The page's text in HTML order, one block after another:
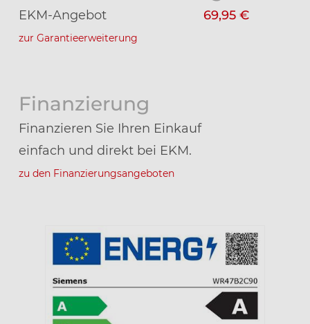
EKM-Angebot 69,95 €
zur Garantieerweiterung
Finanzierung
Finanzieren Sie Ihren Einkauf
einfach und direkt bei EKM.
zu den Finanzierungsangeboten